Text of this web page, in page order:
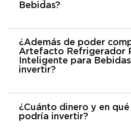
Bebidas?
¿Además de poder
Artefacto Refrigerador
Inteligente para
invertir?
¿Cuánto dinero y en
podría invertir?